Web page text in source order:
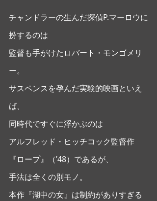
チャンドラーの生んだ探偵P.マーロウに
扮するのは
監督も手がけたロバート・モンゴメリ
ー。
サスペンスを孕んだ実験的映画といえ
ば、
同時代ですぐに浮かぶのは
アルフレッド・ヒッチコック監督作
『ロープ』（’48）であるが、
手法は全くの別モノ。
本作『湖中の女』は制約がありすぎる